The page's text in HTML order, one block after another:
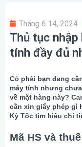
Tháng 6 14, 2024
Thủ tục nhập
tính đầy đủ
Có phải bạn đang
máy tính nhưng
về mặt hàng này?
cần xin giấy phép gì
Kỳ Tốc tìm hiểu chi
Mã HS và